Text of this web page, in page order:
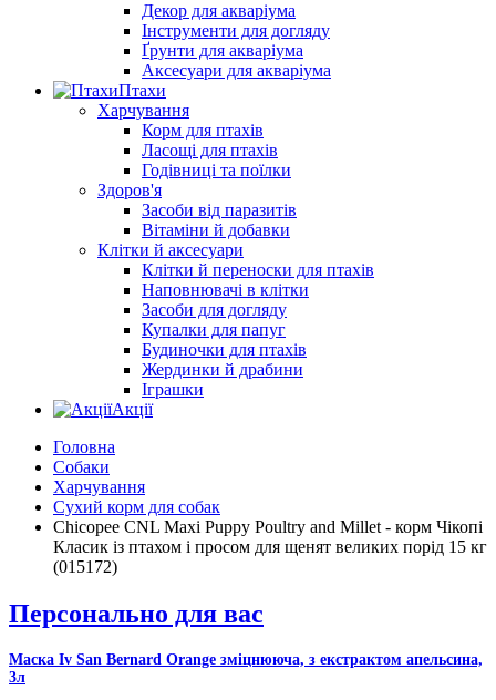
Декор для акваріума
Інструменти для догляду
Ґрунти для акваріума
Аксесуари для акваріума
Птахи
Харчування
Корм для птахів
Ласощі для птахів
Годівниці та поїлки
Здоров'я
Засоби від паразитів
Вітаміни й добавки
Клітки й аксесуари
Клітки й переноски для птахів
Наповнювачі в клітки
Засоби для догляду
Купалки для папуг
Будиночки для птахів
Жердинки й драбини
Іграшки
Акції
Головна
Собаки
Харчування
Сухий корм для собак
Chicopee CNL Maxi Puppy Poultry and Millet - корм Чікопі
Класик із птахом і просом для щенят великих порід 15 кг
(015172)
Персонально для вас
Маска Iv San Bernard Orange зміцнююча, з екстрактом апельсина,
3л